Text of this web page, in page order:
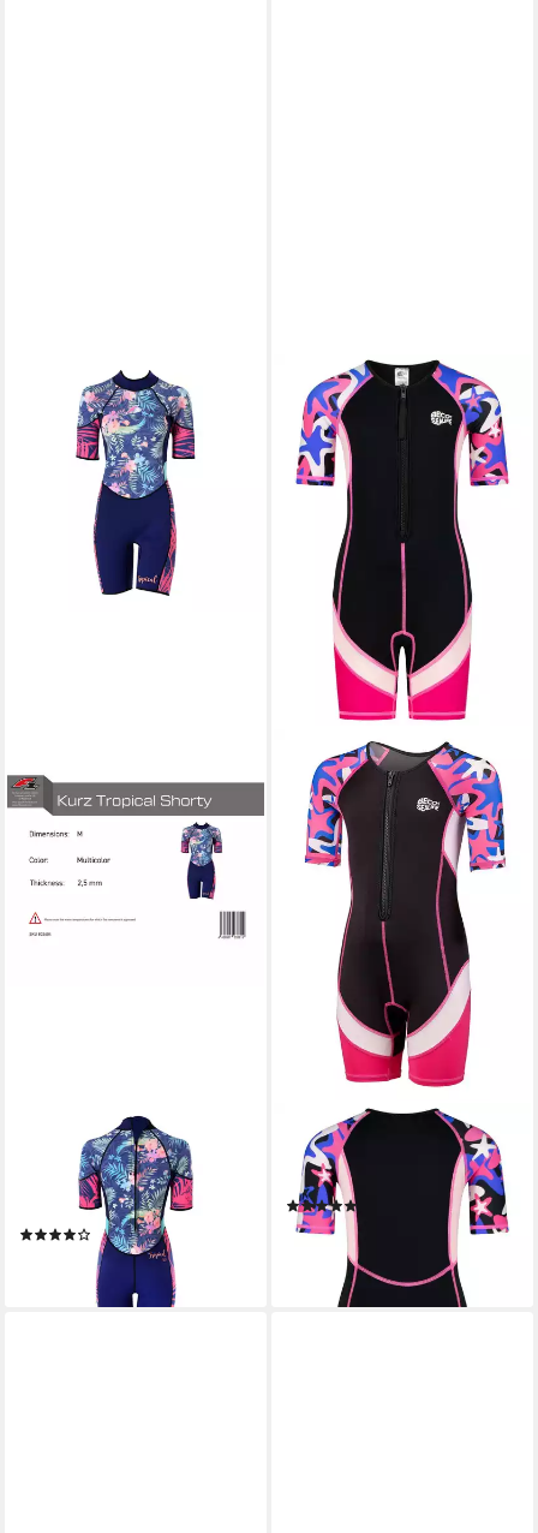
Neoprenanzug F2 Damen
Neopren Anzug Kurz Tropical
Shorty 2,5 mm M Multicolor
(4)
lieferbar - in 3-4 Werktagen bei dir
BECO BEERMANN
Neoprenanzug BECO-
SEALIFE®, mit UV-Schutz 50
34,90 €
lieferbar - in 2-3 Werktagen bei dir